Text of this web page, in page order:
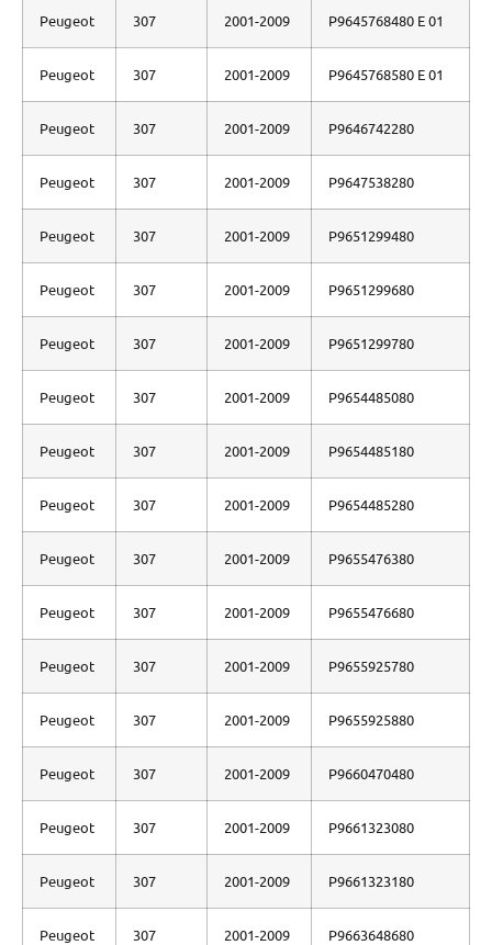
Peugeot 307 2001-2009 P9645768480 E 01
Peugeot 307 2001-2009 P9645768580 E 01
Peugeot 307 2001-2009 P9646742280
Peugeot 307 2001-2009 P9647538280
Peugeot 307 2001-2009 P9651299480
Peugeot 307 2001-2009 P9651299680
Peugeot 307 2001-2009 P9651299780
Peugeot 307 2001-2009 P9654485080
Peugeot 307 2001-2009 P9654485180
Peugeot 307 2001-2009 P9654485280
Peugeot 307 2001-2009 P9655476380
Peugeot 307 2001-2009 P9655476680
Peugeot 307 2001-2009 P9655925780
Peugeot 307 2001-2009 P9655925880
Peugeot 307 2001-2009 P9660470480
Peugeot 307 2001-2009 P9661323080
Peugeot 307 2001-2009 P9661323180
Peugeot 307 2001-2009 P9663648680